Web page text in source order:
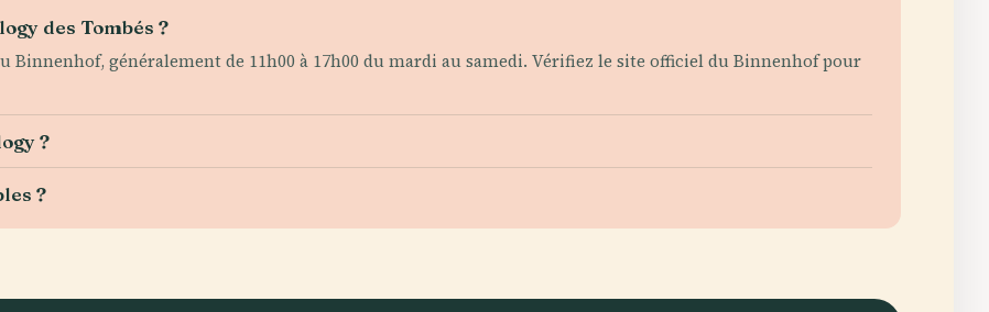
des Tombés ?
Binnenhof, généralement de 11h00 à 17h00 du mardi au samedi. Vérifiez le site officiel du Binnenhof pour
?
?